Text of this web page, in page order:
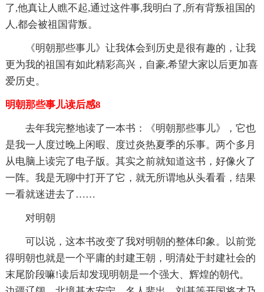
了,他真让人瞧不起,通过这件事,我明白了,所有背叛祖国的
人,都会被祖国背叛。
《明朝那些事儿》让我体会到历史是很有趣的，让我
更为我的祖国有如此精彩高兴，自豪,希望大家以后更加喜
爱历史。
明朝那些事儿读后感8
去年我完整地读了一本书：《明朝那些事儿》，它也
是我一人度过晚上闲暇、度过炎热夏季的乐事。两个多月
从电脑上读完了电子版。其实之前就知道这书，好像火了
一阵。我是无聊中打开了它，就无所谓地从头看看，结果
一看就迷进去了……
对明朝
可以说，这本书改变了我对明朝的整体印象。以前觉
得明朝也就是一个平庸的封建王朝，明清处于封建社会的
末尾阶段嘛!读后却发现明朝是一个强大、辉煌的朝代。